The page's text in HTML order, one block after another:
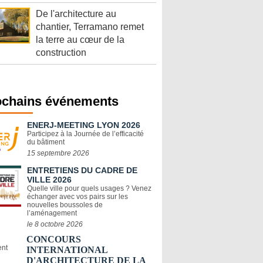
De l'architecture au
chantier, Terramano remet
la terre au cœur de la
construction
événements
ENERJ-MEETING LYON 2026
Participez à la Journée de l’efficacité
du bâtiment
15 septembre 2026
ENTRETIENS DU CADRE DE
VILLE 2026
Quelle ville pour quels usages ? Venez
échanger avec vos pairs sur les
nouvelles boussoles de
l’aménagement
le 8 octobre 2026
CONCOURS
INTERNATIONAL
D'ARCHITECTURE DE LA